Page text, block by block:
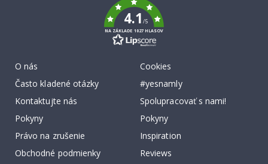
4.1/5
NA ZÁKLADE 1027 HLASOV
O nás
Často kladené otázky
Kontaktujte nás
Pokyny
Právo na zrušenie
Obchodné podmienky
Cookies
#yesnamly
Spolupracovať s nami!
Pokyny
Inspiration
Reviews